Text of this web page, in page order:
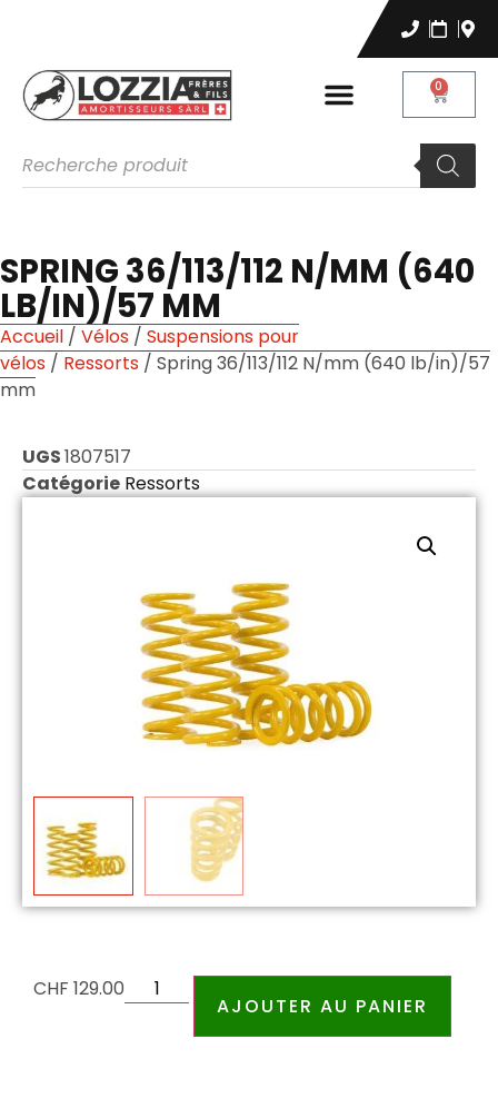
0
SPRING 36/113/112 N/MM (640
LB/IN)/57 MM
Accueil / Vélos / Suspensions pour
vélos / Ressorts / Spring 36/113/112 N/mm (640 lb/in)/57
mm
UGS1807517
Catégorie Ressorts
CHF 129.00
AJOUTER AU PANIER